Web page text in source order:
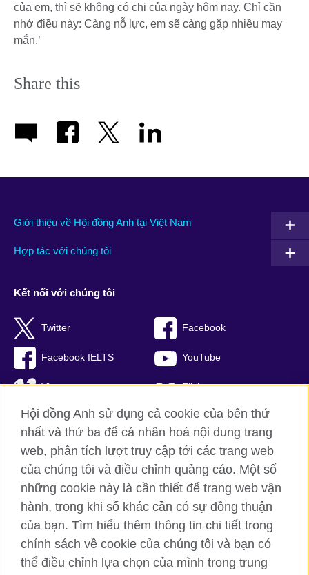
của em, thì sẽ không có chị của ngày hôm nay. Chỉ cần
nhớ điều này: Càng nỗ lực, em sẽ càng gặp nhiều may
mắn.’
Share this
Giới thiệu về Hội đồng Anh tại Việt Nam
Hợp tác với chúng tôi
Kết nối với chúng tôi
Twitter Facebook
Facebook IELTS YouTube
Vimeo Flickr
RSS TikTok
Hội đồng Anh toàn cầu
Bảo mật thông tin và quy định sử dụng
Cookie
Sơ đồ trang
Hội đồng Anh sử dụng cả cookie của bên thứ
nhất và thứ ba để cá nhân hoá nội dung trang
web, phân tích lượt truy cập tới các trang web
của chúng tôi và điều chỉnh quảng cáo. Một số
những cookie này là cần thiết để trang web vận
hành, trong khi số khác cần có sự đồng thuận
của bạn. Tìm hiểu thêm thông tin chi tiết trong
chính sách về cookie của chúng tôi và bạn có
thể điều chỉnh lựa chọn của mình trong trung